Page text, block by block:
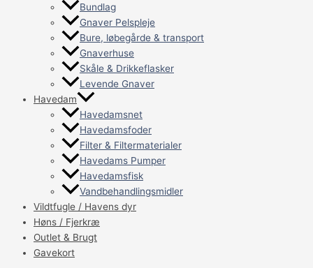
Bundlag
Gnaver Pelspleje
Bure, løbegårde & transport
Gnaverhuse
Skåle & Drikkeflasker
Levende Gnaver
Havedam
Havedamsnet
Havedamsfoder
Filter & Filtermaterialer
Havedams Pumper
Havedamsfisk
Vandbehandlingsmidler
Vildtfugle / Havens dyr
Høns / Fjerkræ
Outlet & Brugt
Gavekort